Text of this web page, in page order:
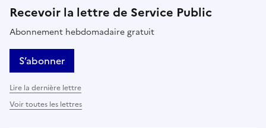
Recevoir la lettre de Service Public
Abonnement hebdomadaire gratuit
S’abonner
Lire la dernière lettre
Voir toutes les lettres